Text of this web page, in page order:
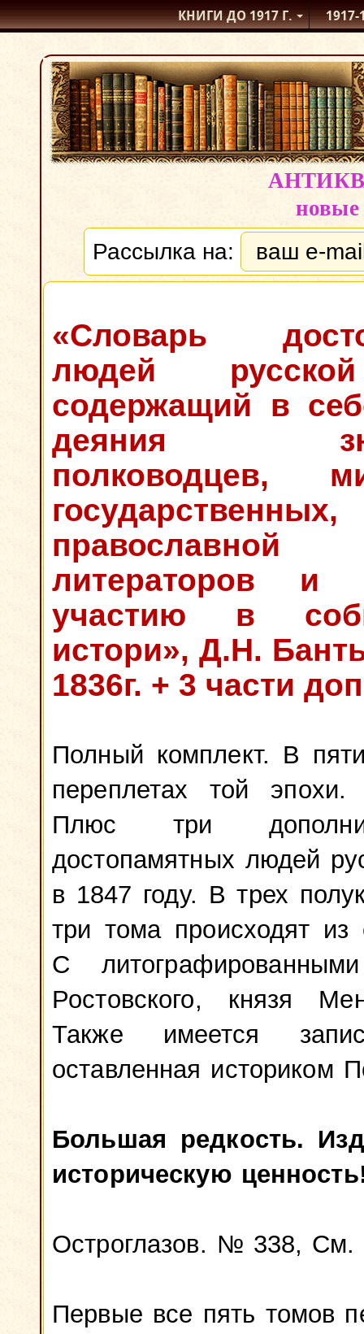
КНИГИ ДО 1917Г. 1917-
новые
Рассылка на:
«Словарь
людей
содержащий в
деяния
полководцев,
литераторов и
участию в
истори», Д.Н.
1836г. + 3 части
Полный комплект. В
переплетах той
Плюс три
достопамятных людей
в 1847 году. В трех
три тома происходят
С
Ростовского, князя
Также имеется
оставленная историком
Большая редкость.
историческую
Остроглазов. № 338,
Первые все пять томов